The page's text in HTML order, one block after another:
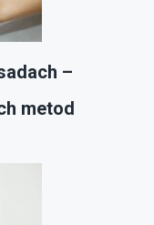
–
metod